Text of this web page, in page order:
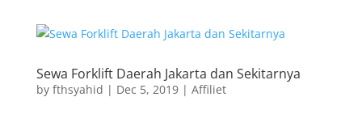
Sewa Forklift Daerah Jakarta dan Sekitarnya
by fthsyahid | Dec 5, 2019| Affiliet